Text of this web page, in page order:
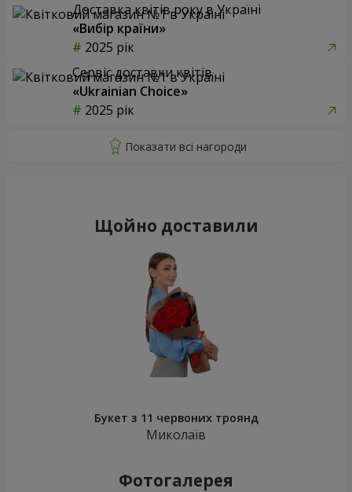
Доставка квітів року в Україні
«Вибір країни»
2025 рік
Сервіс доставки квітів
«Ukrainian Choice»
2025 рік
Щойно доставили
Букет з 11 червоних троянд
Миколаїв
Фотогалерея